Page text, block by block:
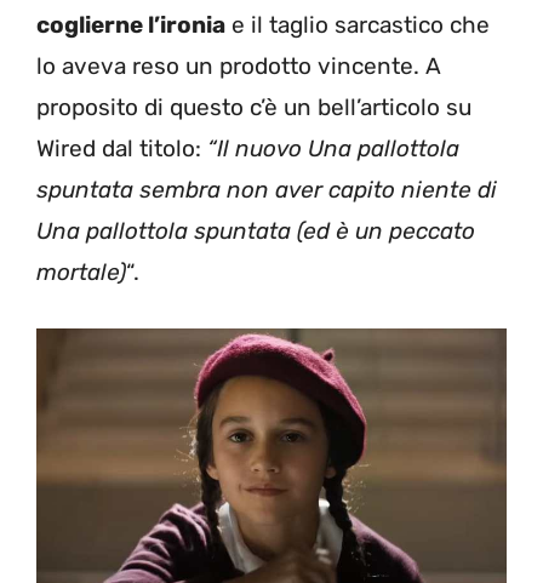
coglierne l’ironia e il taglio sarcastico che
lo aveva reso un prodotto vincente. A
proposito di questo c’è un bell’articolo su
Wired dal titolo: “Il nuovo Una pallottola
spuntata sembra non aver capito niente di
Una pallottola spuntata (ed è un peccato
mortale)“.